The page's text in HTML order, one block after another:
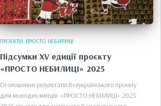
ПРОЕКТИ ПРОСТО НЕБИЛИЦІ
Підсумки XV едиції проєкту
«ПРОСТО НЕБИЛИЦІ» 2025
Оголошення результатів Всеукраїнського проєкту
для молодих митців «ПРОСТО НЕБИЛИЦІ» 2025